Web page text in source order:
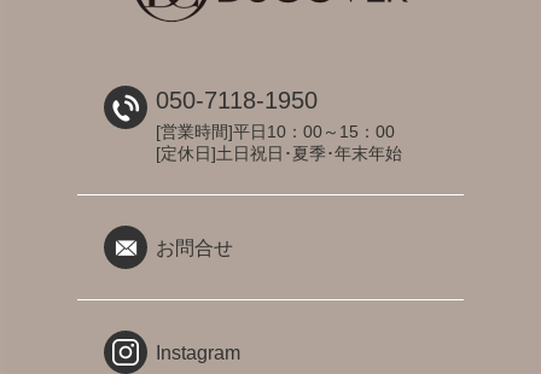
050-7118-1950
[営業時間]平日10：00～15：00
[定休日]土日祝日･夏季･年末年始
お問合せ
Instagram